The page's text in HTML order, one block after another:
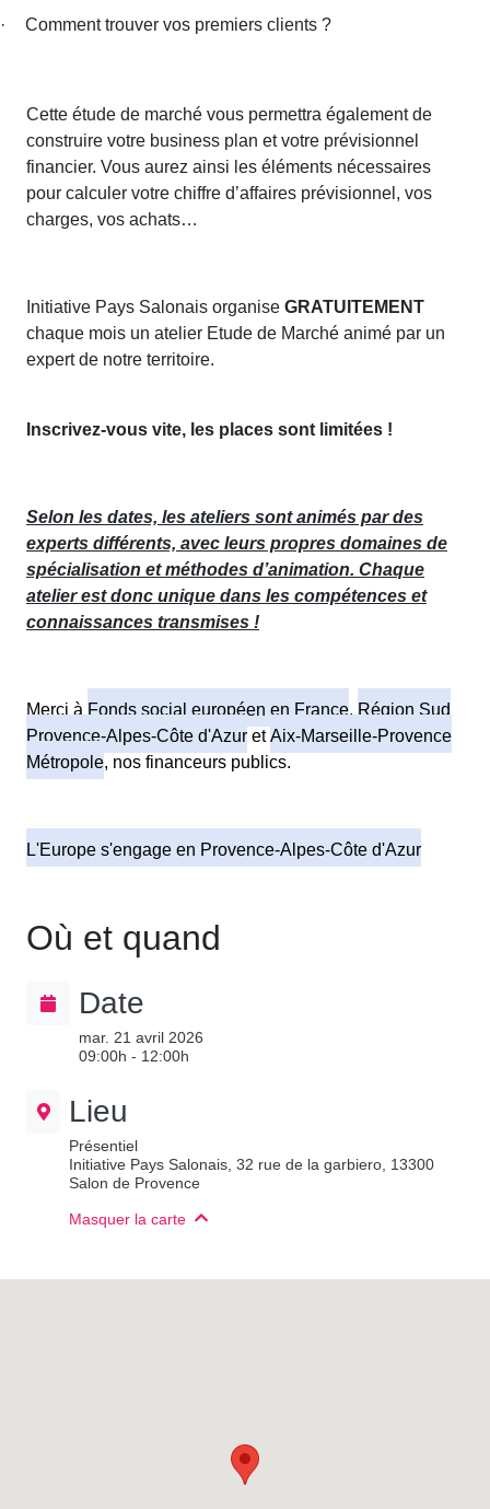
· Comment trouver vos premiers clients ?
Cette étude de marché vous permettra également de
construire votre business plan et votre prévisionnel
financier. Vous aurez ainsi les éléments nécessaires
pour calculer votre chiffre d’affaires prévisionnel, vos
charges, vos achats…
Initiative Pays Salonais organiseGRATUITEMENT
chaque mois un atelier Etude de Marché animé par un
expert de notre territoire.
Inscrivez-vous vite, les places sont limitées !
Selon les dates, les ateliers sont animés par des
experts différents, avec leurs propres domaines de
spécialisation et méthodes d’animation. Chaque
atelier est donc unique dans les compétences et
connaissances transmises !
Merci àFonds social européen en France,Région Sud
Provence-Alpes-Côte d'AzuretAix-Marseille-Provence
Métropole, nos financeurs publics.
L'Europe s'engage en Provence-Alpes-Côte d'Azur
Où et quand
Date
mar. 21 avril 2026
09:00h - 12:00h
Lieu
Présentiel
Initiative Pays Salonais, 32 rue de la garbiero, 13300
Salon de Provence
Masquer la carte